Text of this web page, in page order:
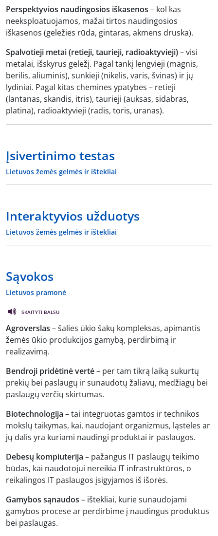
Perspektyvios naudingosios iškasenos – kol kas
neeksploatuojamos, mažai tirtos naudingosios
iškasenos (geležies rūda, gintaras, akmens druska).
Spalvotieji metai (retieji, taurieji, radioaktyvieji)– visi
metalai, išskyrus geležį. Pagal tankį lengvieji (magnis,
berilis, aliuminis), sunkieji (nikelis, varis, švinas) ir jų
lydiniai. Pagal kitas chemines ypatybes – retieji
(lantanas, skandis, itris), taurieji (auksas, sidabras,
platina), radioaktyvieji (radis, toris, uranas).
Įsivertinimo testas
Lietuvos žemės gelmės ir ištekliai
Interaktyvios užduotys
Lietuvos žemės gelmės ir ištekliai
Sąvokos
Lietuvos pramonė
SKAITYTI BALSU
Agroverslas – šalies ūkio šakų kompleksas, apimantis
žemės ūkio produkcijos gamybą, perdirbimą ir
realizavimą.
Bendroji pridėtinė vertė– per tam tikrą laiką sukurtų
prekių bei paslaugų ir sunaudotų žaliavų, medžiagų bei
paslaugų verčių skirtumas.
Biotechnologija – tai integruotas gamtos ir technikos
mokslų taikymas, kai, naudojant organizmus, ląsteles ar
jų dalis yra kuriami naudingi produktai ir paslaugos.
Debesų kompiuterija – pažangus IT paslaugų teikimo
būdas, kai naudotojui nereikia IT infrastruktūros, o
reikalingos IT paslaugos įsigyjamos iš išorės.
Gamybos sąnaudos – ištekliai, kurie sunaudojami
gamybos procese ar perdirbime į naudingus produktus
bei paslaugas.